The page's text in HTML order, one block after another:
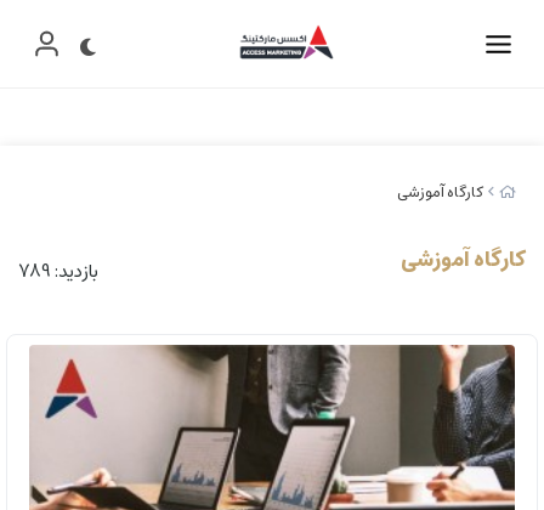
کارگاه آموزشی
کارگاه آموزشی بازدید: 789